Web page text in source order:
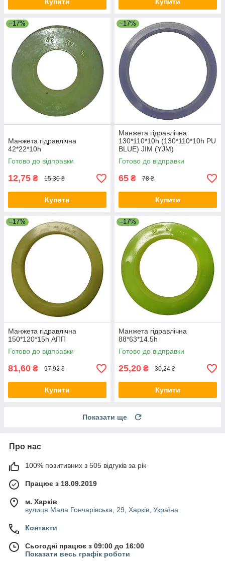
–17%
Манжета гідравлічна
42*22*10h
Готово до відправки
12,75 ₴ 15,30 ₴
Купити
–17%
Манжета гідравлічна
130*110*10h (130*110*10h PU
BLUE) JIM (YJM)
Готово до відправки
65 ₴ 78 ₴
Купити
–17%
Манжета гідравлічна
150*120*15h АПП
Готово до відправки
81,60 ₴ 97,92 ₴
Купити
–17%
Манжета гідравлічна
88*63*14.5h
Готово до відправки
25,20 ₴ 30,24 ₴
Купити
Показати ще
Про нас
100% позитивних з 505 відгуків за рік
Працює з 18.09.2019
м. Харків
вулиця Мала Гончарівська, 29, Харків, Україна
Контакти
Сьогодні працює з 09:00 до 16:00
Показати весь графік роботи